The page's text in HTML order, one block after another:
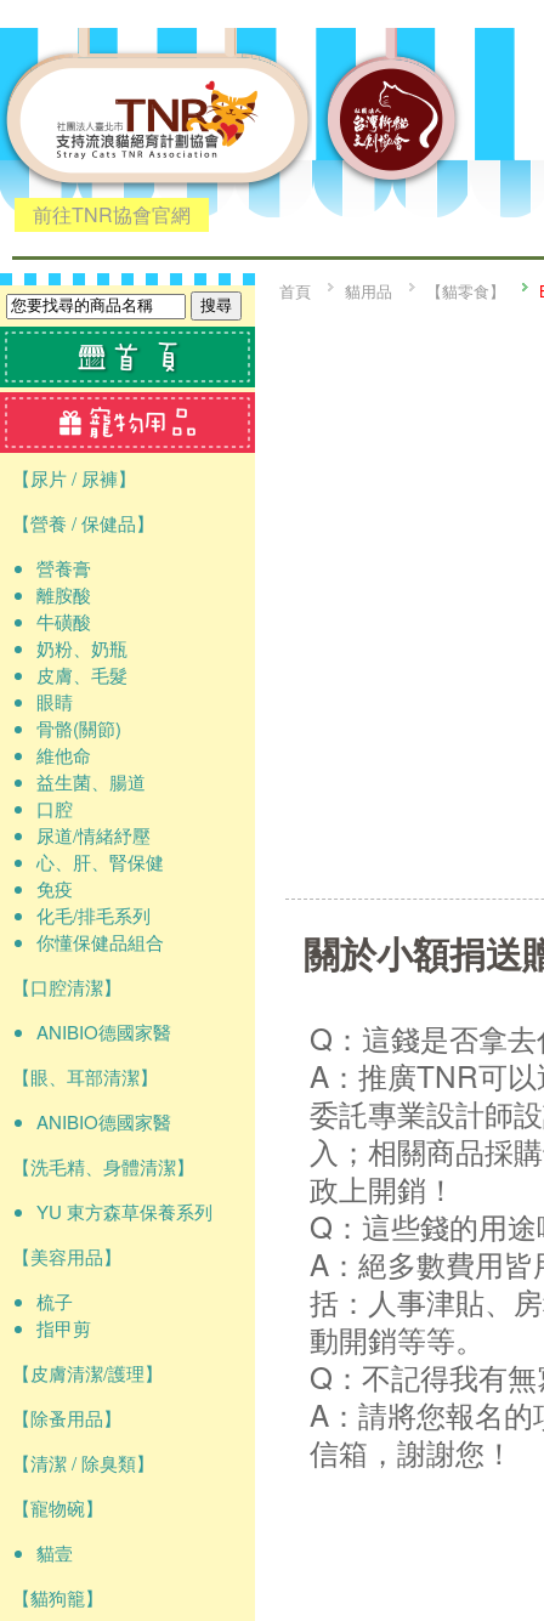
前往TNR協會官網
【尿片 / 尿褲】
【營養 / 保健品】
營養膏
離胺酸
牛磺酸
奶粉、奶瓶
皮膚、毛髮
眼睛
骨骼(關節)
維他命
益生菌、腸道
口腔
尿道/情緒紓壓
心、肝、腎保健
免疫
化毛/排毛系列
你懂保健品組合
【口腔清潔】
ANIBIO德國家醫
【眼、耳部清潔】
ANIBIO德國家醫
【洗毛精、身體清潔】
YU 東方森草保養系列
【美容用品】
梳子
指甲剪
【皮膚清潔/護理】
【除蚤用品】
【清潔 / 除臭類】
【寵物碗】
貓壹
【貓狗籠】
首頁 貓用品 【貓零食】
關於小額捐送
Q：這錢是否拿
A：推廣TNR可
委託專業設計師
入；相關商品採
政上開銷！
Q：這些錢的用
A：絕多數費用
括：人事津貼、
動開銷等等。
Q：不記得我有
A：請將您報名
信箱，謝謝您！